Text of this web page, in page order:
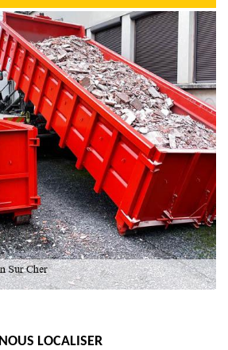
NOUS LOCALISER